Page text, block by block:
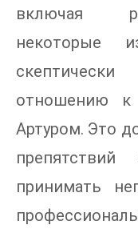
включая
некоторые
отношению
Артуром. Это
принимать